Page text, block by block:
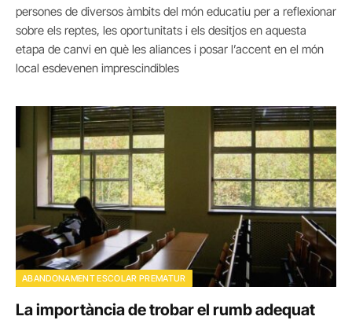
persones de diversos àmbits del món educatiu per a reflexionar
sobre els reptes, les oportunitats i els desitjos en aquesta
etapa de canvi en què les aliances i posar l’accent en el món
local esdevenen imprescindibles
ABANDONAMENT ESCOLAR PREMATUR
La importància de trobar el rumb adequat